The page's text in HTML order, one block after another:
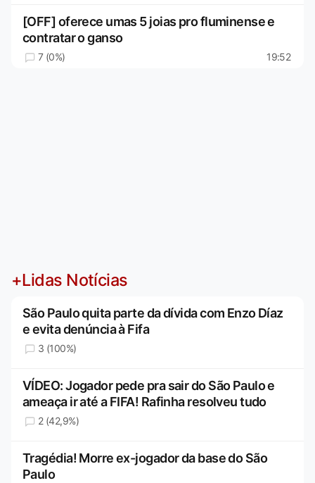
[OFF] oferece umas 5 joias pro fluminense e
contratar o ganso
7 (0%) 19:52
+Lidas Notícias
São Paulo quita parte da dívida com Enzo Díaz
e evita denúncia à Fifa
3 (100%)
VÍDEO: Jogador pede pra sair do São Paulo e
ameaça ir até a FIFA! Rafinha resolveu tudo
2 (42,9%)
Tragédia! Morre ex-jogador da base do São
Paulo